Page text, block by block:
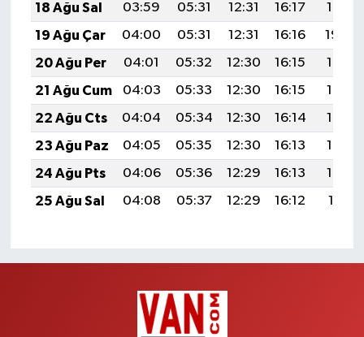
18 Ağu Sal
03:59 05:31 12:31 16:17
19:21
19 Ağu Çar
04:00 05:31 12:31 16:16
19:20
20 Ağu Per
04:01 05:32 12:30 16:15
19:18
21 Ağu Cum
04:03 05:33 12:30 16:15
19:17
22 Ağu Cts
04:04 05:34 12:30 16:14
19:16
23 Ağu Paz
04:05 05:35 12:30 16:13
19:14
24 Ağu Pts
04:06 05:36 12:29 16:13
19:13
25 Ağu Sal
04:08 05:37 12:29 16:12 19:11